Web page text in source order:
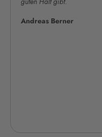
Andreas Berner